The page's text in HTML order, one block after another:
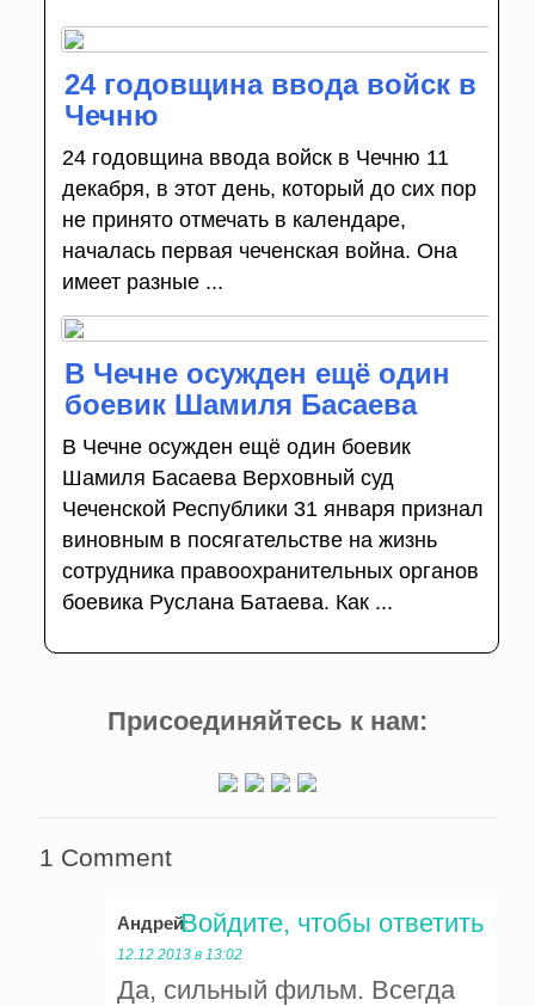
24 годовщина ввода войск в
Чечню
24 годовщина ввода войск в Чечню 11
декабря, в этот день, который до сих пор
не принято отмечать в календаре,
началась первая чеченская война. Она
имеет разные ...
В Чечне осужден ещё один
боевик Шамиля Басаева
В Чечне осужден ещё один боевик
Шамиля Басаева Верховный суд
Чеченской Республики 31 января признал
виновным в посягательстве на жизнь
сотрудника правоохранительных органов
боевика Руслана Батаева. Как ...
Присоединяйтесь к нам:
1 Comment
Андрей:
12.12.2013 в 13:02
Да, сильный фильм. Всегда
Войдите, чтобы ответить